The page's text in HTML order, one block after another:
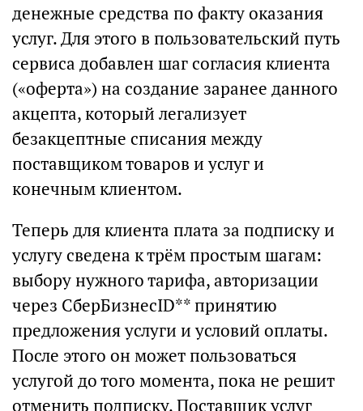
денежные средства по факту оказания
услуг. Для этого в пользовательский путь
сервиса добавлен шаг согласия клиента
(«оферта») на создание заранее данного
акцепта, который легализует
безакцептные списания между
поставщиком товаров и услуг и
конечным клиентом.
Теперь для клиента плата за подписку и
услугу сведена к трём простым шагам:
выбору нужного тарифа, авторизации
через СберБизнесID** принятию
предложения услуги и условий оплаты.
После этого он может пользоваться
услугой до того момента, пока не решит
отменить подписку. Поставщик услуг